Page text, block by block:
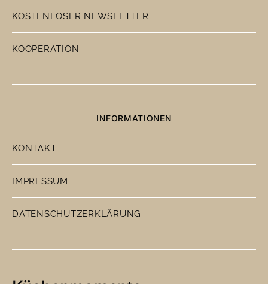
KOSTENLOSER NEWSLETTER
KOOPERATION
INFORMATIONEN
KONTAKT
IMPRESSUM
DATENSCHUTZERKLÄRUNG